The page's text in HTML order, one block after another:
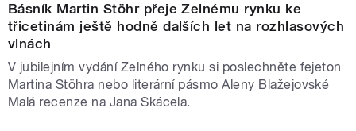
Básník Martin Stöhr přeje Zelnému rynku ke
třicetinám ještě hodně dalších let na rozhlasových
vlnách
V jubilejním vydání Zelného rynku si poslechněte fejeton
Martina Stöhra nebo literární pásmo Aleny Blažejovské
Malá recenze na Jana Skácela.